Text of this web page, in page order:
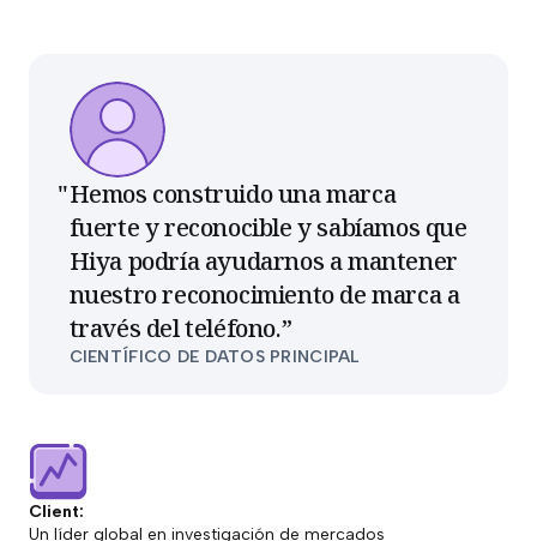
Hemos construido una marca
fuerte y reconocible y sabíamos que
Hiya podría ayudarnos a mantener
nuestro reconocimiento de marca a
través del teléfono.”
CIENTÍFICO DE DATOS PRINCIPAL
Client:
Un líder global en investigación de mercados